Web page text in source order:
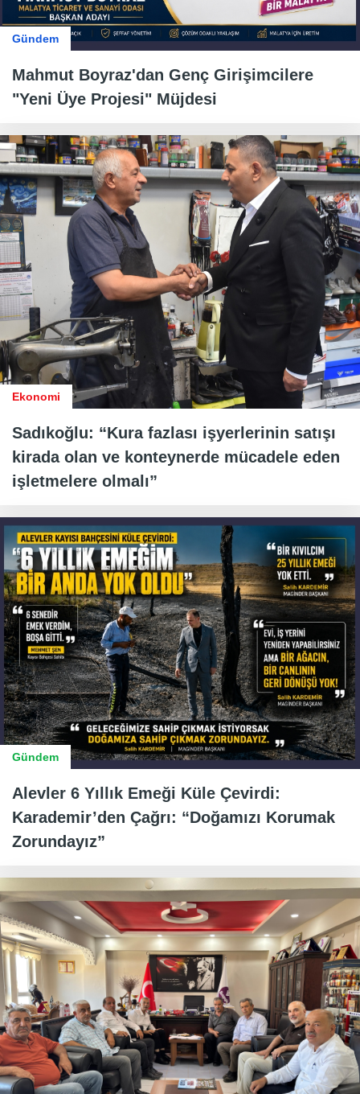
Gündem
Mahmut Boyraz'dan Genç Girişimcilere
"Yeni Üye Projesi" Müjdesi
Ekonomi
Sadıkoğlu: “Kura fazlası işyerlerinin satışı
kirada olan ve konteynerde mücadele eden
işletmelere olmalı”
Gündem
Alevler 6 Yıllık Emeği Küle Çevirdi:
Karademir’den Çağrı: “Doğamızı Korumak
Zorundayız”